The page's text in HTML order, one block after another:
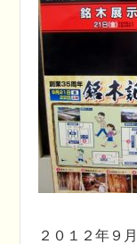
２０１２年９